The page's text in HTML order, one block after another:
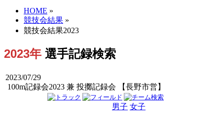
HOME »
競技会結果 »
競技会結果2023
2023年 選手記録検索
2023/07/29
100m記録会2023 兼 投擲記録会 【長野市営】
男子 女子